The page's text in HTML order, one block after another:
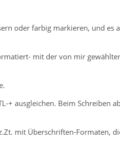
oder farbig markieren, und es
mit der von mir
+ ausgleichen. Beim Schreiben
mit Überschriften-Formaten,